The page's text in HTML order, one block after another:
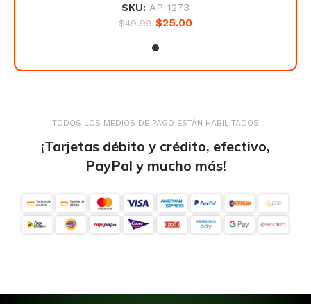
SKU: AP-1273
$49.99 $25.00
TODOS LOS MEDIOS DE PAGO ESTÁN HABILITADOS
¡Tarjetas débito y crédito, efectivo,
PayPal y mucho más!